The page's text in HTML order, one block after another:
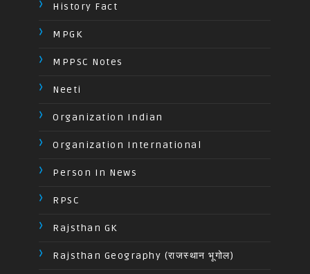
History Fact
MPGK
MPPSC Notes
Neeti
Organization Indian
Organization International
Person In News
RPSC
Rajsthan GK
Rajsthan Geography (राजस्थान भूगोल)